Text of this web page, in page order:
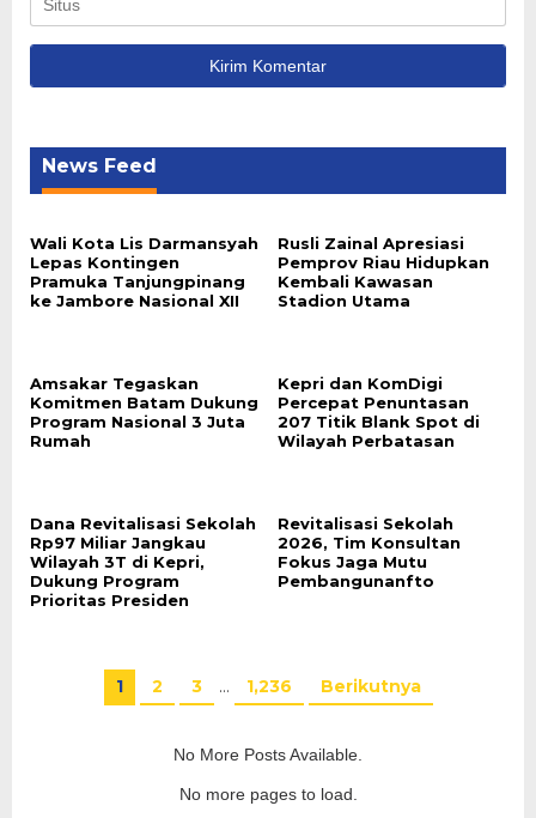
News Feed
Wali Kota Lis Darmansyah
Lepas Kontingen
Pramuka Tanjungpinang
ke Jambore Nasional XII
Rusli Zainal Apresiasi
Pemprov Riau Hidupkan
Kembali Kawasan
Stadion Utama
Amsakar Tegaskan
Komitmen Batam Dukung
Program Nasional 3 Juta
Rumah
Kepri dan KomDigi
Percepat Penuntasan
207 Titik Blank Spot di
Wilayah Perbatasan
Dana Revitalisasi Sekolah
Rp97 Miliar Jangkau
Wilayah 3T di Kepri,
Dukung Program
Prioritas Presiden
Revitalisasi Sekolah
2026, Tim Konsultan
Fokus Jaga Mutu
Pembangunanfto
1 2 3 … 1,236 Berikutnya
No More Posts Available.
No more pages to load.